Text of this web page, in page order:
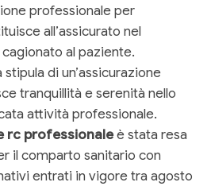
professionale per
all’assicurato nel
al paziente.
di un’assicurazione
tranquillità e serenità nello
attività professionale.
rc professionaleè stata resa
il comparto sanitario con
entrati in vigore tra agosto